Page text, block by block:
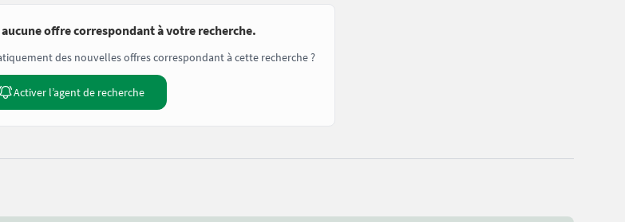
offre correspondant à votre recherche.
des nouvelles offres correspondant à cette recherche ?
Activer l’agent de recherche